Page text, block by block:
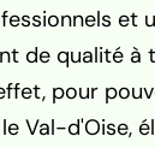
et
de qualité à
pour
Val-d'Oise,